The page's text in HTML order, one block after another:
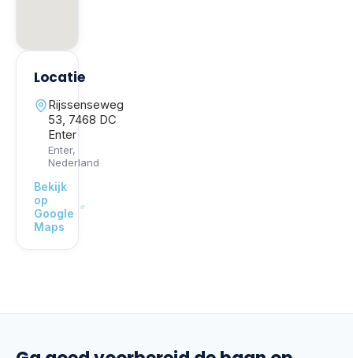
Locatie
Rijssenseweg
53, 7468 DC
Enter
Enter,
Nederland
Bekijk
op
Google
Maps